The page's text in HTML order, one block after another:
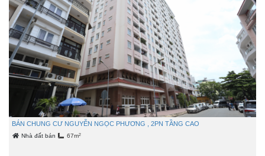
BÁN CHUNG CƯ NGUYỄN NGỌC PHƯƠNG , 2PN TẦNG CAO
Nhà đất bán 67m2